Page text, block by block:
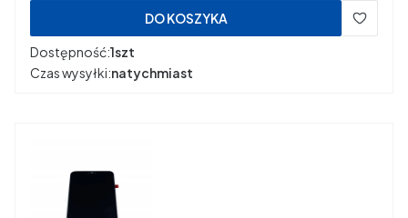
DO KOSZYKA
Dostępność:1szt
Czas wysyłki:natychmiast